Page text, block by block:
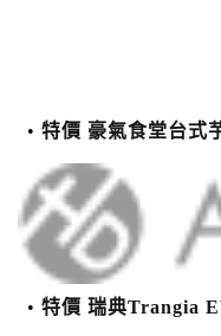
特價 豪氣食堂台式
特價 瑞典Trangia EVA